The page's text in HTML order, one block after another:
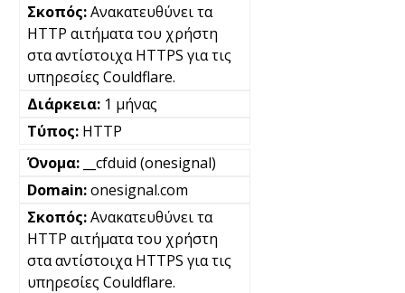
Ανακατευθύνει τα
HTTP αιτήματα του χρήστη
στα αντίστοιχα HTTPS για τις
υπηρεσίες Couldflare.
1 μήνας
HTTP
__cfduid (onesignal)
onesignal.com
Ανακατευθύνει τα
HTTP αιτήματα του χρήστη
στα αντίστοιχα HTTPS για τις
υπηρεσίες Couldflare.